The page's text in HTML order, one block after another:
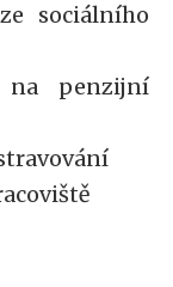
sociálního
na penzijní